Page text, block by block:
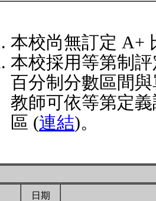
本校尚無訂定 A+
本校採用等第制
百分制分數區間
教師可依等第定
區 (連結)。
日期